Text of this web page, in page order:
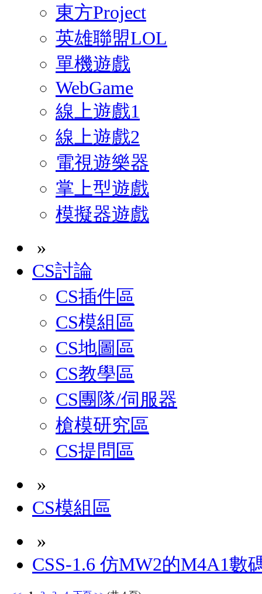
東方Project
英雄聯盟LOL
單機遊戲
WebGame
線上遊戲1
線上遊戲2
電視遊樂器
掌上型遊戲
模擬器遊戲
»
CS討論
CS插件區
CS模組區
CS地圖區
CS教學區
CS團隊/伺服器
槍模研究區
CS提問區
»
CS模組區
»
CSS-1.6 仿MW2的M4A1數